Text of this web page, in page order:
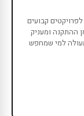
קבועים
ההתקנה ומעניק
למי שמחפש